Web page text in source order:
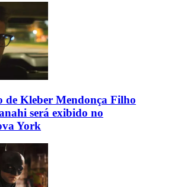
de Kleber Mendonça Filho
será exibido no
York